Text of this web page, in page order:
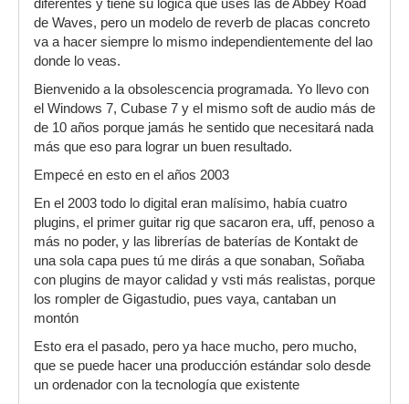
diferentes y tiene su lógica que uses las de Abbey Road
de Waves, pero un modelo de reverb de placas concreto
va a hacer siempre lo mismo independientemente del lao
donde lo veas.
Bienvenido a la obsolescencia programada. Yo llevo con
el Windows 7, Cubase 7 y el mismo soft de audio más de
de 10 años porque jamás he sentido que necesitará nada
más que eso para lograr un buen resultado.
Empecé en esto en el años 2003
En el 2003 todo lo digital eran malísimo, había cuatro
plugins, el primer guitar rig que sacaron era, uff, penoso a
más no poder, y las librerías de baterías de Kontakt de
una sola capa pues tú me dirás a que sonaban, Soñaba
con plugins de mayor calidad y vsti más realistas, porque
los rompler de Gigastudio, pues vaya, cantaban un
montón
Esto era el pasado, pero ya hace mucho, pero mucho,
que se puede hacer una producción estándar solo desde
un ordenador con la tecnología que existente